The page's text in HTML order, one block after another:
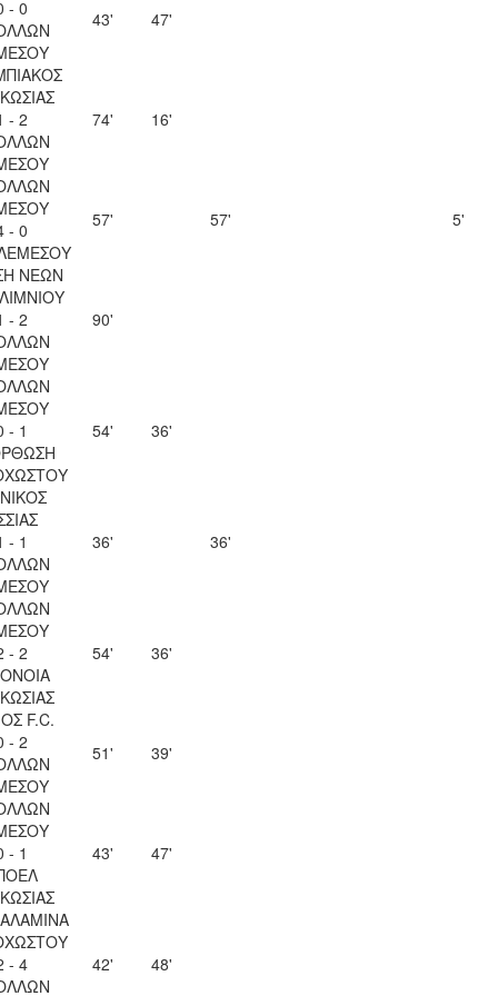
- 0
43' 47'
- 2
74' 16'
- 0
57' 57' 5'
ΝΕΩΝ
- 2
90'
- 1
54' 36'
- 1
36' 36'
- 2
54' 36'
F.C.
- 2
51' 39'
- 1
43' 47'
- 4
42' 48'